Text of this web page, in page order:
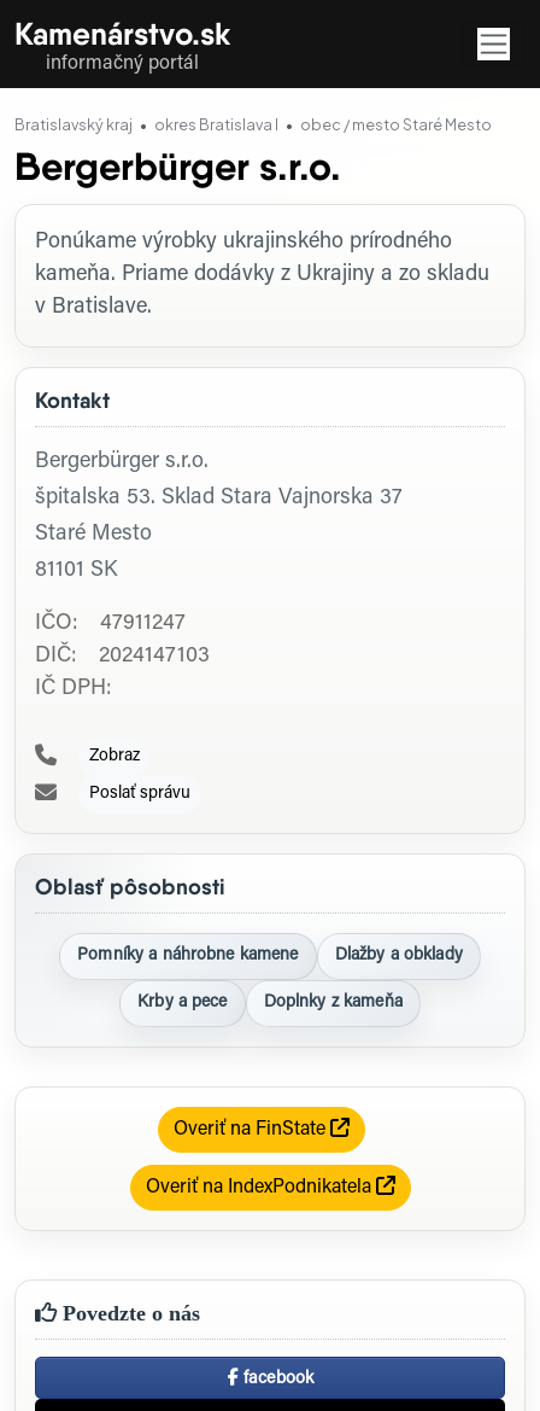
Kamenárstvo.sk
informačný portál
Bratislavský kraj okres Bratislava I obec / mesto Staré Mesto
Bergerbürger s.r.o.
Kontakt
Bergerbürger s.r.o.
špitalska 53. Sklad Stara Vajnorska 37
Staré Mesto
81101 SK
IČO: 47911247
DIČ: 2024147103
IČ DPH:
Zobraz
Poslať správu
Oblasť pôsobnosti
Pomníky a náhrobne kamene Dlažby a obklady
Krby a pece Doplnky z kameňa
Overiť na FinState
Overiť na IndexPodnikatela
Povedzte o nás
facebook
Profil firmy
Ponúkame výrobky ukrajinského prírodného
kameňa. Priame dodávky z Ukrajiny a zo skladu
v Bratislave.